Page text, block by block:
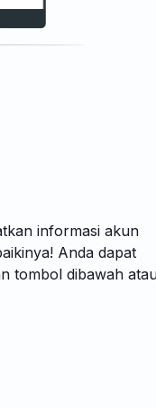
informasi akun
Anda dapat
tombol dibawah